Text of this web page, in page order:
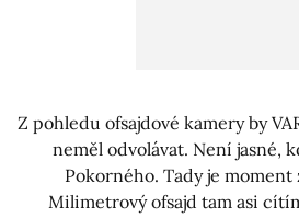
Z pohledu ofsajdové kamery by
neměl odvolávat. Není jasné,
Pokorného. Tady je moment
Milimetrový ofsajd tam asi